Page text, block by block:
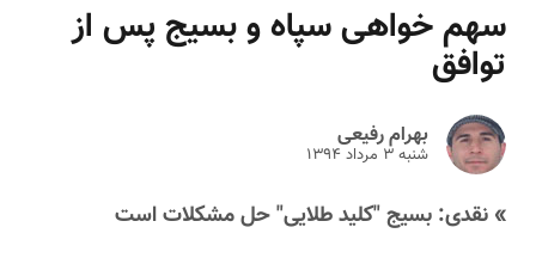
سهم خواهی سپاه و بسیج پس از
توافق
بهرام رفیعی
شنبه ۳ مرداد ۱۳۹۴
» نقدی: بسیج "کلید طلایی" حل مشکلات است